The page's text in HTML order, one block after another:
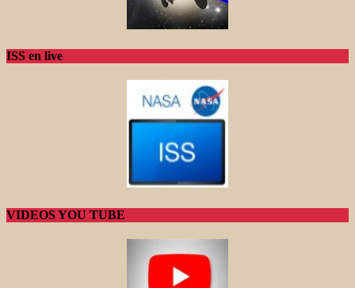
ISS en live
VIDEOS YOU TUBE